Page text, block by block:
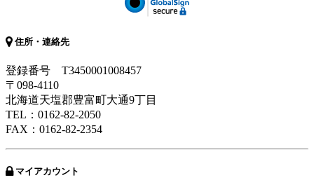
住所・連絡先
登録番号 T3450001008457
〒098-4110
北海道天塩郡豊富町大通9丁目
TEL：0162-82-2050
FAX：0162-82-2354
マイアカウント